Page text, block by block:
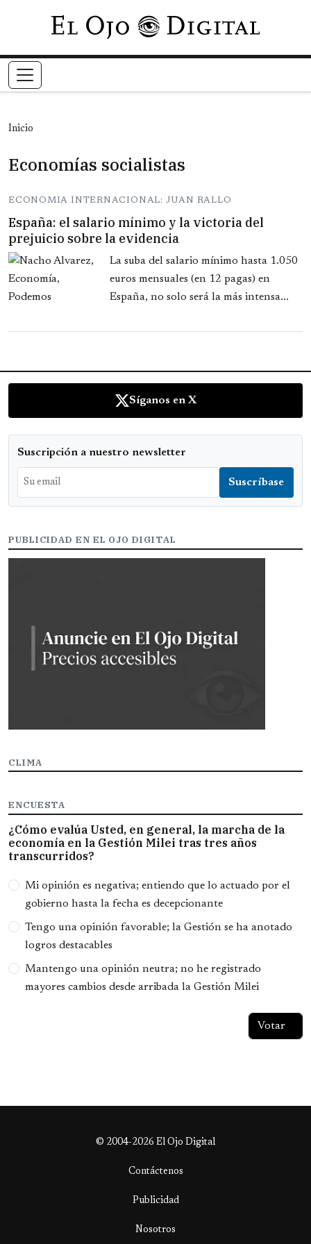
Pasar al contenido principal
Inicio
Economías socialistas
ECONOMIA INTERNACIONAL: JUAN RALLO
España: el salario mínimo y la victoria del
prejuicio sobre la evidencia
La suba del salario mínimo hasta 1.050
euros mensuales (en 12 pagas) en
España, no solo será la más intensa...
Síganos en X
Suscripción a nuestro newsletter
PUBLICIDAD EN EL OJO DIGITAL
CLIMA
ENCUESTA
¿Cómo evalúa Usted, en general, la marcha de la
economía en la Gestión Milei tras tres años
transcurridos?
Opciones
Mi opinión es negativa; entiendo que lo actuado por el
gobierno hasta la fecha es decepcionante
Tengo una opinión favorable; la Gestión se ha anotado
logros destacables
Mantengo una opinión neutra; no he registrado
mayores cambios desde arribada la Gestión Milei
© 2004-2026 El Ojo Digital
Contáctenos
Publicidad
Nosotros